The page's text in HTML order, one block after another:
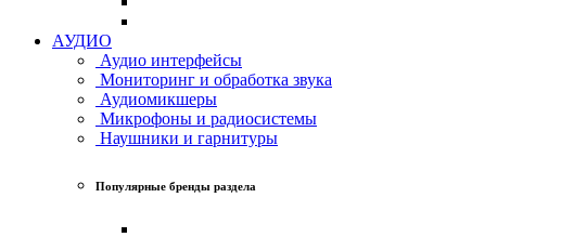
АУДИО
Аудио интерфейсы
Мониторинг и обработка звука
Аудиомикшеры
Микрофоны и радиосистемы
Наушники и гарнитуры
Популярные бренды раздела